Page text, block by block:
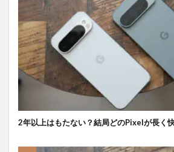
2年以上はもたない？結局どのPixelが長く